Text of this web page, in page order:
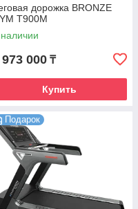
дорожка BRONZE
T900M
973 000 ₸
Купить
Подарок